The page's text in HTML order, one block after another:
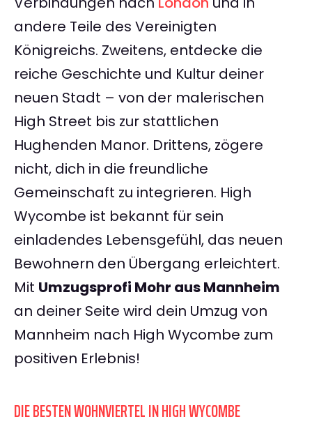
andere Teile des Vereinigten
Königreichs. Zweitens, entdecke die
reiche Geschichte und Kultur deiner
neuen Stadt – von der malerischen
High Street bis zur stattlichen
Hughenden Manor. Drittens, zögere
nicht, dich in die freundliche
Gemeinschaft zu integrieren. High
Wycombe ist bekannt für sein
einladendes Lebensgefühl, das neuen
Bewohnern den Übergang erleichtert.
Mit Umzugsprofi Mohr aus Mannheim
an deiner Seite wird dein Umzug von
Mannheim nach High Wycombe zum
positiven Erlebnis!
DIE BESTEN WOHNVIERTEL IN HIGH WYCOMBE